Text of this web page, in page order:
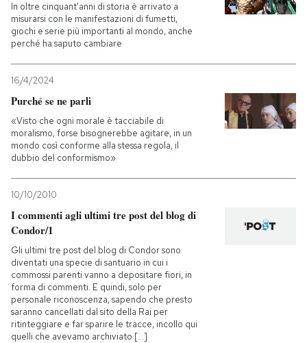
In oltre cinquant'anni di storia è arrivato a
misurarsi con le manifestazioni di fumetti,
giochi e serie più importanti al mondo, anche
perché ha saputo cambiare
16/4/2024
Purché se ne parli
«Visto che ogni morale è tacciabile di
moralismo, forse bisognerebbe agitare, in un
mondo così conforme alla stessa regola, il
dubbio del conformismo»
10/10/2010
I commenti agli ultimi tre post del blog di
Condor/1
Gli ultimi tre post del blog di Condor sono
diventati una specie di santuario in cui i
commossi parenti vanno a depositare fiori, in
forma di commenti. E quindi, solo per
personale riconoscenza, sapendo che presto
saranno cancellati dal sito della Rai per
ritinteggiare e far sparire le tracce, incollo qui
quelli che avevamo archiviato [...]